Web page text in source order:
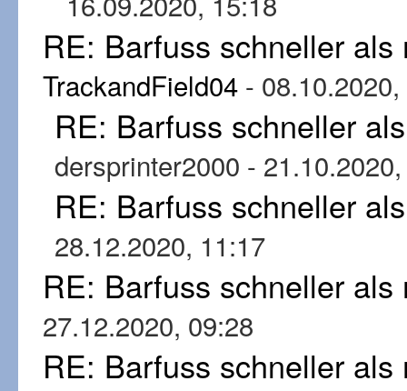
RE: Barfuss schneller
TrackandField04 -
RE: Barfuss schneller
dersprinter2000 -
RE: Barfuss schneller
28.12.2020, 11:17
RE: Barfuss schneller
27.12.2020, 09:28
RE: Barfuss schneller